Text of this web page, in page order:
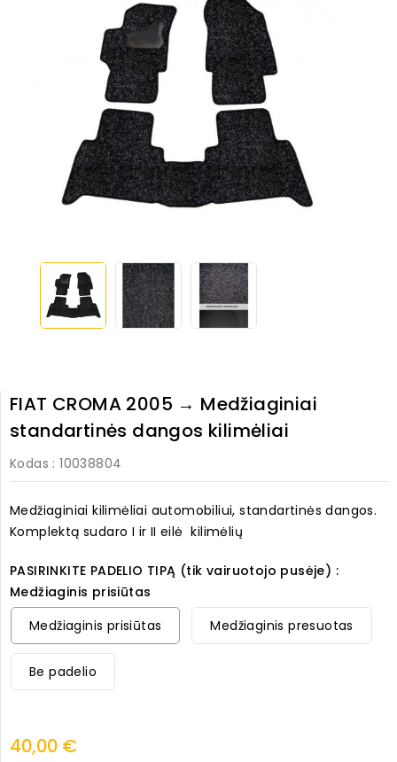
FIAT CROMA 2005 → Medžiaginiai
standartinės dangos kilimėliai
Kodas : 10038804
Medžiaginiai kilimėliai automobiliui, standartinės dangos.
Komplektą sudaro I ir II eilė kilimėlių
PASIRINKITE PADELIO TIPĄ (tik vairuotojo pusėje) :
Medžiaginis prisiūtas
Medžiaginis prisiūtas
Medžiaginis presuotas
Be padelio
40,00 €